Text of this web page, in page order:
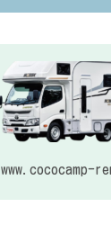
www.cococamp-